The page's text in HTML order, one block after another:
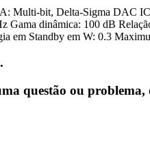
Multi-bit, Delta-Sigma DAC
Gama dinâmica: 100 dB
em Standby em W: 0.3
questão ou